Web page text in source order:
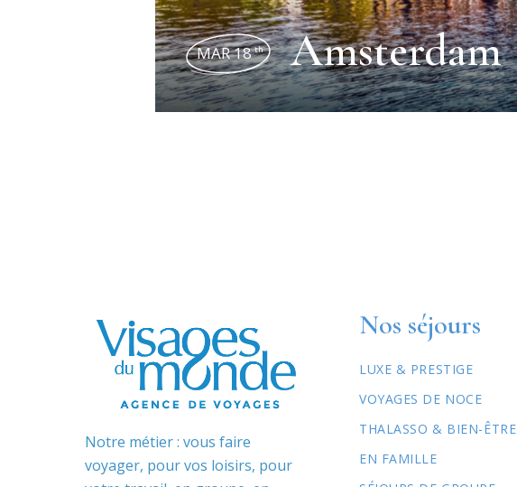
MAR 18 th Amsterdam
Notre métier : vous faire
voyager, pour vos loisirs, pour
Nos séjours
LUXE & PRESTIGE
VOYAGES DE NOCE
THALASSO & BIEN-ÊTRE
EN FAMILLE